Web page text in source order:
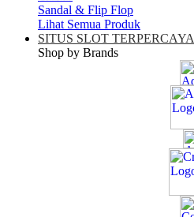
Sandal & Flip Flop
Lihat Semua Produk
SITUS SLOT TERPERCAYA
Shop by Brands